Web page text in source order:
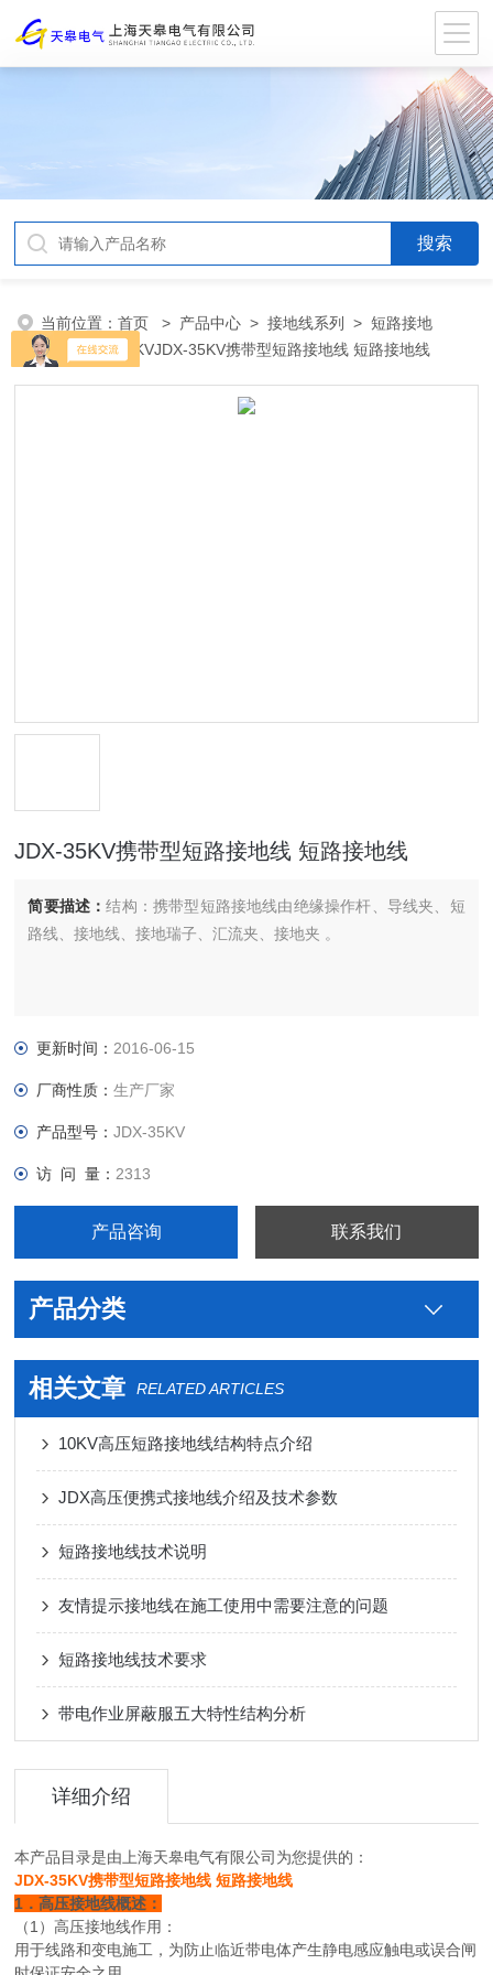
当前位置：首页 > 产品中心 >接地线系列 > 短路接地
线
> JDX-35KVJDX-35KV携带型短路接地线 短路接地线
JDX-35KV携带型短路接地线 短路接地线
简要描述：结构：携带型短路接地线由绝缘操作杆、导线夹、短
路线、接地线、接地瑞子、汇流夹、接地夹 。
更新时间： 2016-06-15
厂商性质：生产厂家
产品型号：JDX-35KV
访 问 量： 2313
产品咨询 联系我们
产品分类
相关文章 RELATED ARTICLES
10KV高压短路接地线结构特点介绍
JDX高压便携式接地线介绍及技术参数
短路接地线技术说明
友情提示接地线在施工使用中需要注意的问题
短路接地线技术要求
带电作业屏蔽服五大特性结构分析
详细介绍
本产品目录是由上海天皋电气有限公司为您提供的：
JDX-35KV携带型短路接地线 短路接地线
1．高压接地线概述：
（1）高压接地线作用：
用于线路和变电施工，为防止临近带电体产生静电感应触电或误合闸